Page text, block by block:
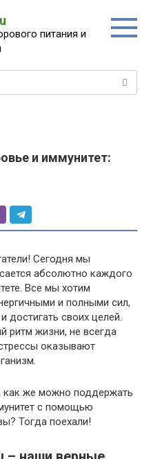
питания и
и иммунитет:
Сегодня мы
абсолютно каждого
Все мы хотим
и полными сил,
своих целей.
ритм жизни, не всегда
оказывают
как же можно поддержать
с помощью
Тогда поехали!